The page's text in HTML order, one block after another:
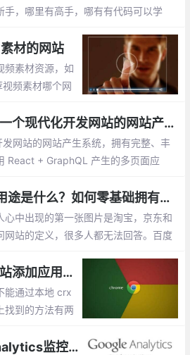
手，哪里有高手，哪有有代码可以学
材的网站
频素材资源，如
频素材哪个网
Wedistill、Maz
了不起的gatsby.js_一个现代化开发网站的网站产生系统
网站的网站产生系统，拥有完整、丰
React + GraphQL 产生的多页面应
是一个拥有超过 2万 Stars，3500 fork
网站是什么?网站的用途是什么？如何零基础拥有自己的网站？
心中出现的第一张图片是淘宝，京东和
网站的定义，很多人都无法回答。百度
Chrome无法从该网站添加应用，扩展程序和用户脚本
能通过本地 crx
找到的方法有两
，第二个方法简单使用Google Analytics监控网站浏览行为